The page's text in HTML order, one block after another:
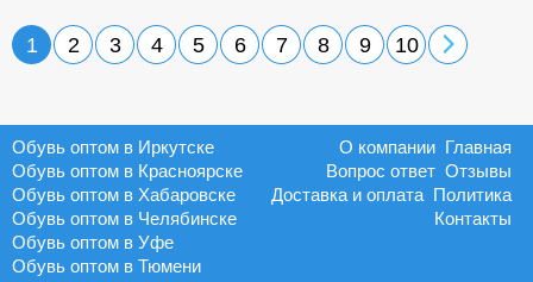
1 2 3 4 5 6 7 8 9 10
Обувь оптом в Иркутске
Обувь оптом в Красноярске
Обувь оптом в Хабаровске
Обувь оптом в Челябинске
Обувь оптом в Уфе
Обувь оптом в Тюмени
Главная
О компании
Отзывы
Вопрос ответ
Политика
Доставка и оплата
Контакты